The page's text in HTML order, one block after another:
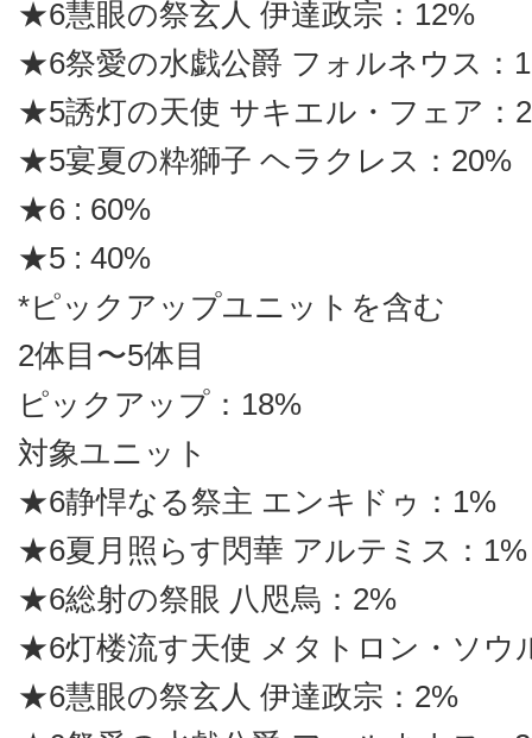
★6慧眼の祭玄人 伊達政宗：12%
★6祭愛の水戯公爵 フォルネウス：
★5誘灯の天使 サキエル・フェア：
★5宴夏の粋獅子 ヘラクレス：20%
★6 : 60%
★5 : 40%
*ピックアップユニットを含む
2体目〜5体目
ピックアップ：18%
対象ユニット
★6静悍なる祭主 エンキドゥ：1%
★6夏月照らす閃華 アルテミス：1%
★6総射の祭眼 八咫烏：2%
★6灯楼流す天使 メタトロン・ソウ
★6慧眼の祭玄人 伊達政宗：2%